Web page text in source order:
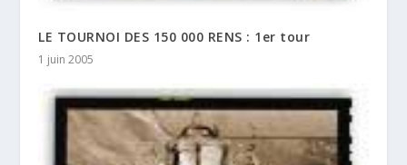
LE TOURNOI DES 150 000 RENS : 1er tour
1 juin 2005